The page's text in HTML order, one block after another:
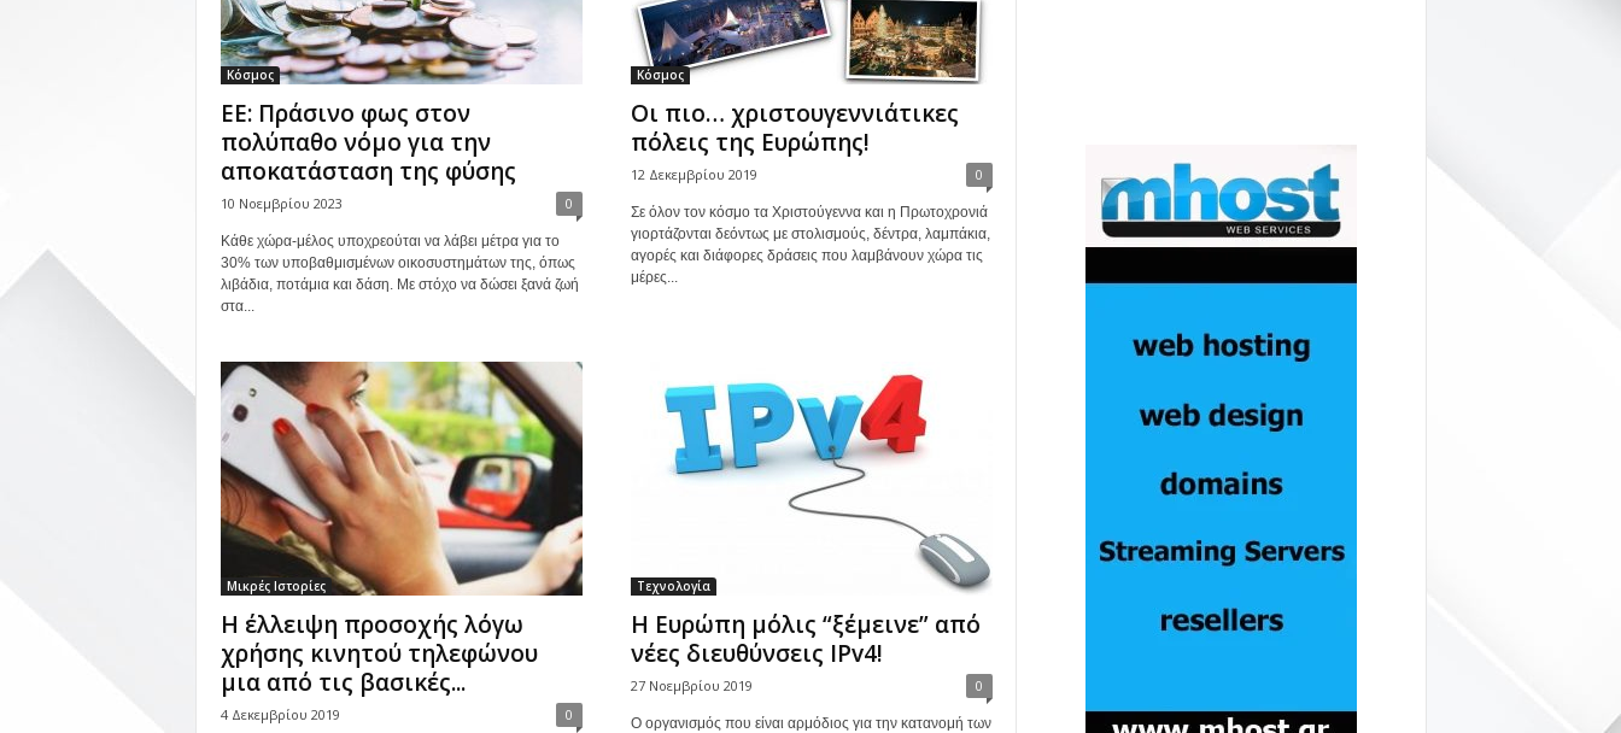
Κόσμος
EE: Πράσινο φως στον
πολύπαθο νόμο για την
αποκατάσταση της φύσης
10 Νοεμβρίου 2023 0
Κάθε χώρα-μέλος υποχρεούται να λάβει μέτρα για το
30% των υποβαθμισμένων οικοσυστημάτων της, όπως
λιβάδια, ποτάμια και δάση. Με στόχο να δώσει ξανά ζωή
στα...
Κόσμος
Οι πιο… χριστουγεννιάτικες
πόλεις της Ευρώπης!
12 Δεκεμβρίου 2019 0
Σε όλον τον κόσμο τα Χριστούγεννα και η Πρωτοχρονιά
γιορτάζονται δεόντως με στολισμούς, δέντρα, λαμπάκια,
αγορές και διάφορες δράσεις που λαμβάνουν χώρα τις
μέρες...
Μικρές Ιστορίες
Η έλλειψη προσοχής λόγω
χρήσης κινητού τηλεφώνου
μια από τις βασικές...
4 Δεκεμβρίου 2019 0
Τεχνολογία
Η Ευρώπη μόλις “ξέμεινε” από
νέες διευθύνσεις IPv4!
27 Νοεμβρίου 2019 0
Ο οργανισμός που είναι αρμόδιος για την κατανομή των